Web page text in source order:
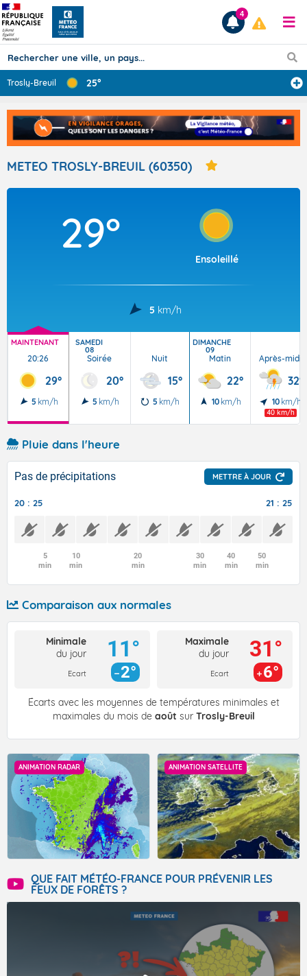
Prévisions
TOUS LES RÉSULTATS
Articles
4
Trosly-Breuil 25°
METEO TROSLY-BREUIL (60350)
29°
Ensoleillé
5 km/h
MAINTENANT
20:26
29°
5 km/h
SAMEDI
08
Soirée
20°
5 km/h
Nuit
15°
5 km/h
DIMANCHE
09
Matin
22°
10 km/h
Après-midi
32°
10 km/h
40 km/h
Pluie dans l'heure
Pas de précipitations METTRE À JOUR
20 : 25 21 : 25
5
min
10
min
20
min
30
min
40
min
50
min
Comparaison aux normales
Minimale
du jour
Ecart
11°
2°
Maximale
du jour
Ecart
31°
6°
Écarts avec les moyennes de températures minimales et
maximales du mois de août sur Trosly-Breuil
ANIMATION RADAR ANIMATION SATELLITE
QUE FAIT MÉTÉO-FRANCE POUR PRÉVENIR LES
FEUX DE FORÊTS ?